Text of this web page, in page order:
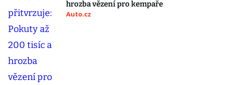
hrozba vězení pro kempaře
Auto.cz